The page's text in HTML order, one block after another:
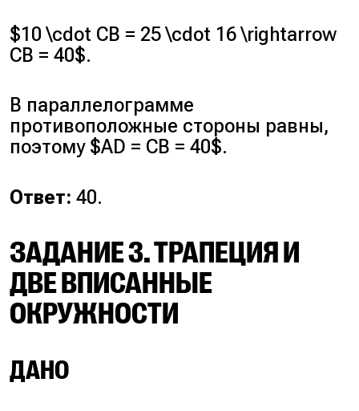
$10 \cdot CB = 25 \cdot 16 \rightarrow
CB = 40$.
В параллелограмме
противоположные стороны равны,
поэтому $AD = CB = 40$.
Ответ: 40.
ЗАДАНИЕ 3. ТРАПЕЦИЯ И
ДВЕ ВПИСАННЫЕ
ОКРУЖНОСТИ
ДАНО